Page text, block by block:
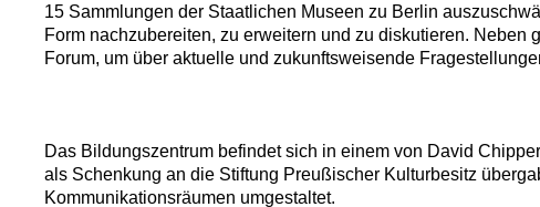
15 Sammlungen der Staatlichen Museen zu Berlin
Form nachzubereiten, zu erweitern und zu diskutieren.
Forum, um über aktuelle und zukunftsweisende
Das Bildungszentrum befindet sich in einem von David
als Schenkung an die Stiftung Preußischer Kulturbesitz
Kommunikationsräumen umgestaltet.